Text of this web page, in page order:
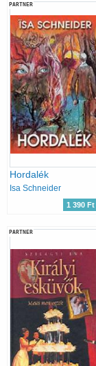
PARTNER
Hordalék
Isa Schneider
1 390 Ft
PARTNER